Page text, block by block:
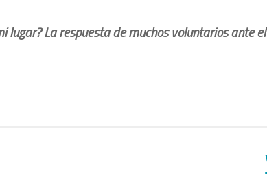
lugar? La respuesta de muchos voluntarios ante